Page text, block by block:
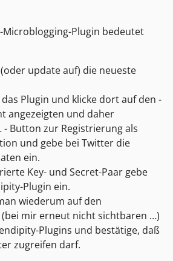
Microblogging-Plugin bedeutet
update auf) die neueste
Plugin und klicke dort auf den -
angezeigten und daher
Button zur Registrierung als
und gebe bei Twitter die
ein.
Key- und Secret-Paar gebe
Plugin ein.
wiederum auf den
mir erneut nicht sichtbaren …)
Plugins und bestätige, daß
zugreifen darf.